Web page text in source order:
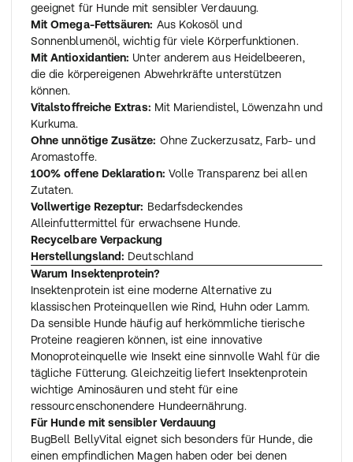
geeignet für Hunde mit sensibler Verdauung.
Mit Omega-Fettsäuren: Aus Kokosöl und
Sonnenblumenöl, wichtig für viele Körperfunktionen.
Mit Antioxidantien: Unter anderem aus Heidelbeeren,
die die körpereigenen Abwehrkräfte unterstützen
können.
Vitalstoffreiche Extras: Mit Mariendistel, Löwenzahn und
Kurkuma.
Ohne unnötige Zusätze: Ohne Zuckerzusatz, Farb- und
Aromastoffe.
100% offene Deklaration: Volle Transparenz bei allen
Zutaten.
Vollwertige Rezeptur: Bedarfsdeckendes
Alleinfuttermittel für erwachsene Hunde.
Recycelbare Verpackung
Herstellungsland: Deutschland
Warum Insektenprotein?
Insektenprotein ist eine moderne Alternative zu
klassischen Proteinquellen wie Rind, Huhn oder Lamm.
Da sensible Hunde häufig auf herkömmliche tierische
Proteine reagieren können, ist eine innovative
Monoproteinquelle wie Insekt eine sinnvolle Wahl für die
tägliche Fütterung. Gleichzeitig liefert Insektenprotein
wichtige Aminosäuren und steht für eine
ressourcenschonendere Hundeernährung.
Für Hunde mit sensibler Verdauung
BugBell BellyVital eignet sich besonders für Hunde, die
einen empfindlichen Magen haben oder bei denen